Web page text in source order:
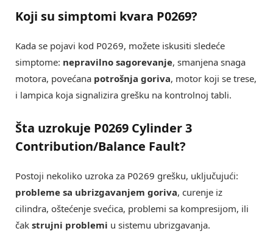
Koji su simptomi kvara P0269?
Kada se pojavi kod P0269, možete iskusiti sledeće
simptome: nepravilno sagorevanje, smanjena snaga
motora, povećana potrošnja goriva, motor koji se trese,
i lampica koja signalizira grešku na kontrolnoj tabli.
Šta uzrokuje P0269 Cylinder 3
Contribution/Balance Fault?
Postoji nekoliko uzroka za P0269 grešku, uključujući:
probleme sa ubrizgavanjem goriva, curenje iz
cilindra, oštećenje svećica, problemi sa kompresijom, ili
čak strujni problemi u sistemu ubrizgavanja.